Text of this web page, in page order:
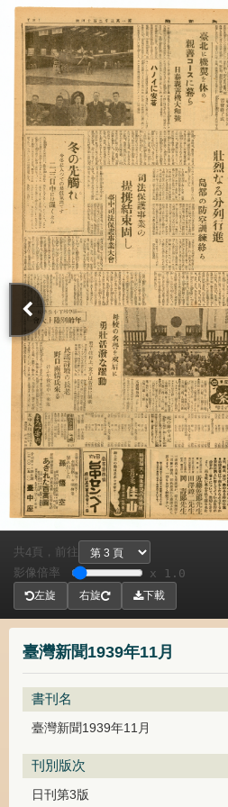
臺灣新聞1939年11月
書刊名
臺灣新聞1939年11月
刊別版次
日刊第3版
共4頁， 前往
影像倍率
x 1.0
左旋 右旋 下載